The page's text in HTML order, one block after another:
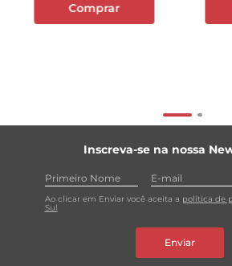
Comprar
Inscreva-se na nossa
Ao clicar em Enviar você aceita a política de
Sul
Enviar